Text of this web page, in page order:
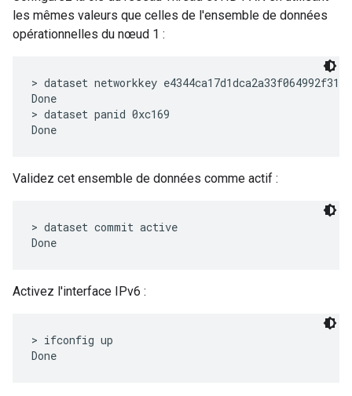
les mêmes valeurs que celles de l'ensemble de données
opérationnelles du nœud 1 :
> dataset networkkey
Done
> dataset panid 0xc169
Validez cet ensemble de données comme actif :
> dataset commit active
Activez l'interface IPv6 :
> ifconfig up